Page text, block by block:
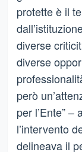
protette è il
diverse
diverse
però
per l’Ente”
l’intervento
delineava il